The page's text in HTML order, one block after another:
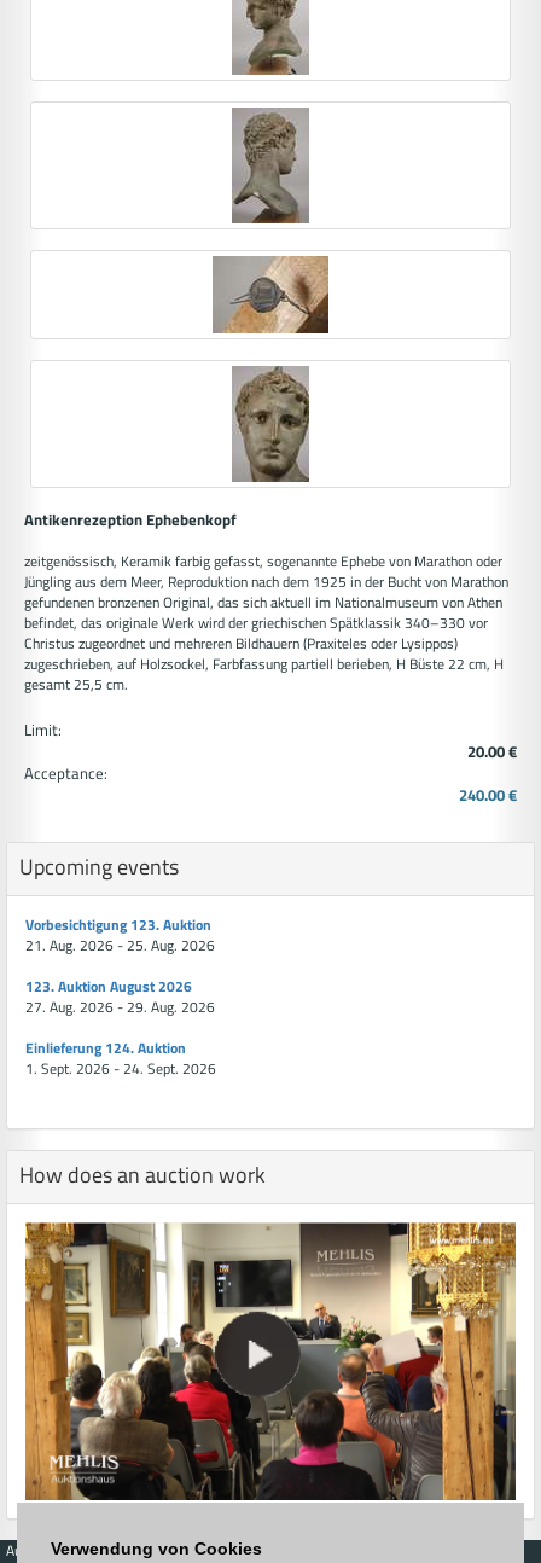
Verwendung von Cookies
Antikenrezeption Ephebenkopf
zeitgenössisch, Keramik farbig gefasst, sogenannte Ephebe von Marathon oder
Jüngling aus dem Meer, Reproduktion nach dem 1925 in der Bucht von Marathon
gefundenen bronzenen Original, das sich aktuell im Nationalmuseum von Athen
befindet, das originale Werk wird der griechischen Spätklassik 340–330 vor
Christus zugeordnet und mehreren Bildhauern (Praxiteles oder Lysippos)
zugeschrieben, auf Holzsockel, Farbfassung partiell berieben, H Büste 22 cm, H
gesamt 25,5 cm.
Limit:
20.00 €
Acceptance:
240.00 €
Upcoming events
Vorbesichtigung 123. Auktion
21. Aug. 2026 - 25. Aug. 2026
123. Auktion August 2026
27. Aug. 2026 - 29. Aug. 2026
Einlieferung 124. Auktion
1. Sept. 2026 - 24. Sept. 2026
How does an auction work
Auctions
Buy